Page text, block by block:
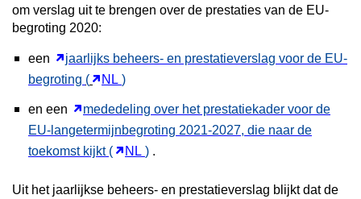
om verslag uit te brengen over de prestaties van de EU-
begroting 2020:
een
jaarlijks beheers- en prestatieverslag voor de EU-
begroting ( NL )
en een
mededeling over het prestatiekader voor de
EU-langetermijnbegroting 2021-2027, die naar de
toekomst kijkt ( NL ) .
Uit het jaarlijkse beheers- en prestatieverslag blijkt dat de